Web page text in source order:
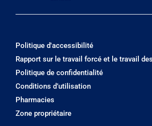
Politique d'accessibilité
Rapport sur le travail forcé et le travail
Politique de confidentialité
Conditions d’utilisation
Pharmacies
Zone propriétaire